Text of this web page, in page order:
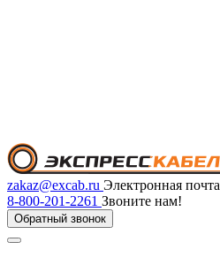
zakaz@excab.ru Электронная почта
8-800-201-2261 Звоните нам!
Обратный звонок